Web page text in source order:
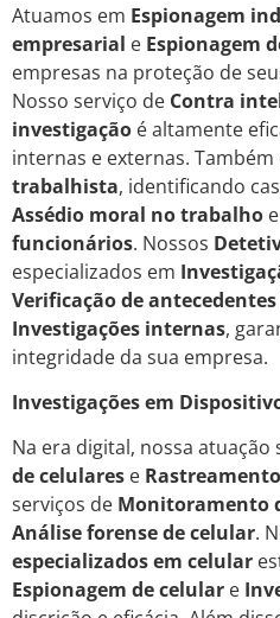
Atuamos em Espionagem
empresarial e Espionagem
empresas na proteção de
Nosso serviço de Contra
investigação é altamente
internas e externas.
trabalhista, identificando
Assédio moral no trabalho e
funcionários. Nossos
especializados em
Verificação de
Investigações internas,
integridade da sua empresa.
Investigações em
Na era digital, nossa atuação
de celulares e
serviços de Monitoramento
Análise forense de celular.
especializados em celular
Espionagem de celular e